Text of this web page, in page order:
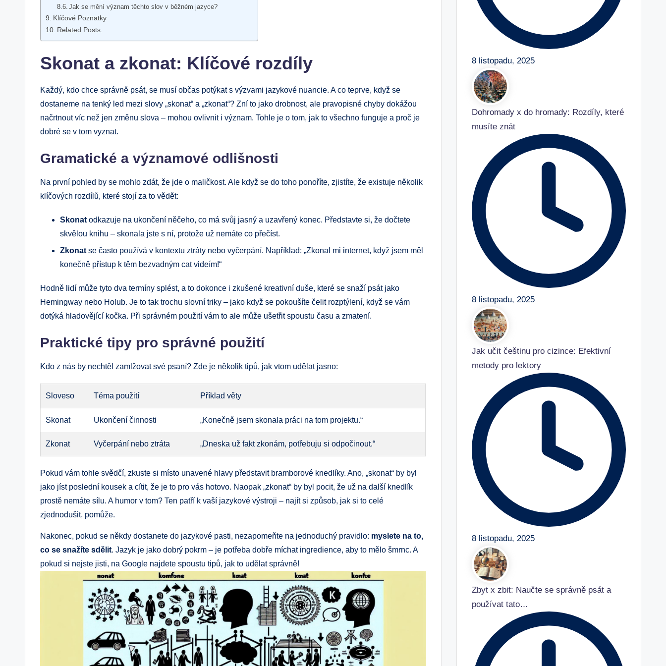
Jak se mění význam těchto slov v běžném jazyce?
Klíčové Poznatky
Related Posts:
Skonat a zkonat: Klíčové rozdíly
Každý, kdo chce správně psát, se musí občas potýkat s výzvami jazykové nuancie. A co teprve, když se
dostaneme na tenký led mezi slovy „skonat“ a „zkonat“? Zní to jako drobnost, ale pravopisné chyby dokážou
načrtnout víc než jen změnu slova – mohou ovlivnit i význam. Tohle je o tom, jak to všechno funguje a proč je
dobré se v tom vyznat.
Gramatické a významové odlišnosti
Na první pohled by se mohlo zdát, že jde o maličkost. Ale když se do toho ponoříte, zjistíte, že existuje několik
klíčových rozdílů, které stojí za to vědět:
Skonat odkazuje na ukončení něčeho, co má svůj jasný a uzavřený konec. Představte si, že dočtete
skvělou knihu – skonala jste s ní, protože už nemáte co přečíst.
Zkonat se často používá v kontextu ztráty nebo vyčerpání. Například: „Zkonal mi internet, když jsem měl
konečně přístup k těm bezvadným cat videím!“
Hodně lidí může tyto dva termíny splést, a to dokonce i zkušené kreativní duše, které se snaží psát jako
Hemingway nebo Holub. Je to tak trochu slovní triky – jako když se pokoušíte čelit rozptýlení, když se vám
dotýká hladovějící kočka. Při správném použití vám to ale může ušetřit spoustu času a zmatení.
Praktické tipy pro správné použití
Kdo z nás by nechtěl zamlžovat své psaní? Zde je několik tipů, jak vtom udělat jasno:
Sloveso Téma použití Příklad věty
Skonat Ukončení činnosti „Konečně jsem skonala práci na tom projektu.“
Zkonat Vyčerpání nebo ztráta „Dneska už fakt zkonám, potřebuju si odpočinout.“
Pokud vám tohle svědčí, zkuste si místo unavené hlavy představit bramborové knedlíky. Ano, „skonat“ by byl
jako jíst poslední kousek a cítit, že je to pro vás hotovo. Naopak „zkonat“ by byl pocit, že už na další knedlík
prostě nemáte sílu. A humor v tom? Ten patří k vaší jazykové výstroji – najít si způsob, jak si to celé
zjednodušit, pomůže.
Nakonec, pokud se někdy dostanete do jazykové pasti, nezapomeňte na jednoduchý pravidlo: myslete na to,
co se snažíte sdělit. Jazyk je jako dobrý pokrm – je potřeba dobře míchat ingredience, aby to mělo šmrnc. A
pokud si nejste jisti, na Google najdete spoustu tipů, jak to udělat správně!
8 listopadu, 2025
Dohromady x do hromady: Rozdíly, které
musíte znát
8 listopadu, 2025
Jak učit češtinu pro cizince: Efektivní
metody pro lektory
8 listopadu, 2025
Zbyt x zbit: Naučte se správně psát a
používat tato…